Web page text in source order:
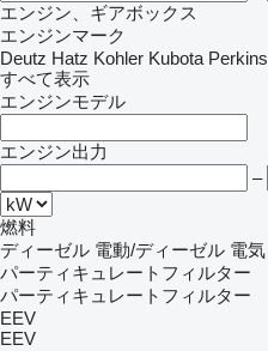
エンジン、ギアボックス
エンジンマーク
Deutz Hatz Kohler Kubota Perkins
すべて表示
エンジンモデル
エンジン出力
–
燃料
ディーゼル 電動/ディーゼル 電気
パーティキュレートフィルター
パーティキュレートフィルター
EEV
EEV